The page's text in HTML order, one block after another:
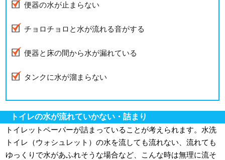
便器の水が止まらない
チョロチョロと水が流れる音がする
便器と床の間から水が漏れている
タンクに水が溜まらない
トイレの水が流れていかない・詰まり
トイレットペーパーが詰まっていることが考えられます。水洗
トイレ（ウォシュレット）の水を流しても流れない、流れても
ゆっくりで水があふれそうな場合など、こんな時は無理に流そ